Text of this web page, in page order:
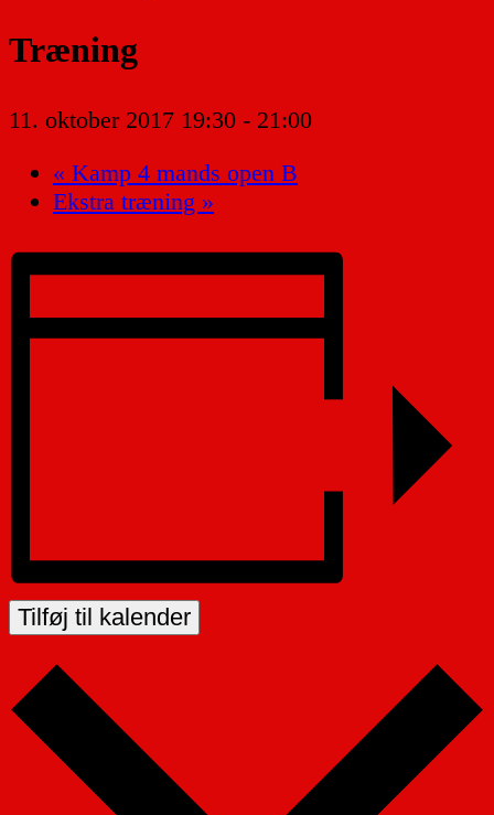
Træning
11. oktober 2017 19:30 - 21:00
« Kamp 4 mands open B
Ekstra træning »
Tilføj til kalender